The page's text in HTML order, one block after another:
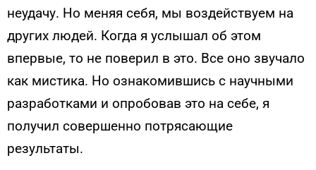
неудачу. Но меняя себя, мы воздействуем на
других людей. Когда я услышал об этом
впервые, то не поверил в это. Все оно звучало
как мистика. Но ознакомившись с научными
разработками и опробовав это на себе, я
получил совершенно потрясающие
результаты.